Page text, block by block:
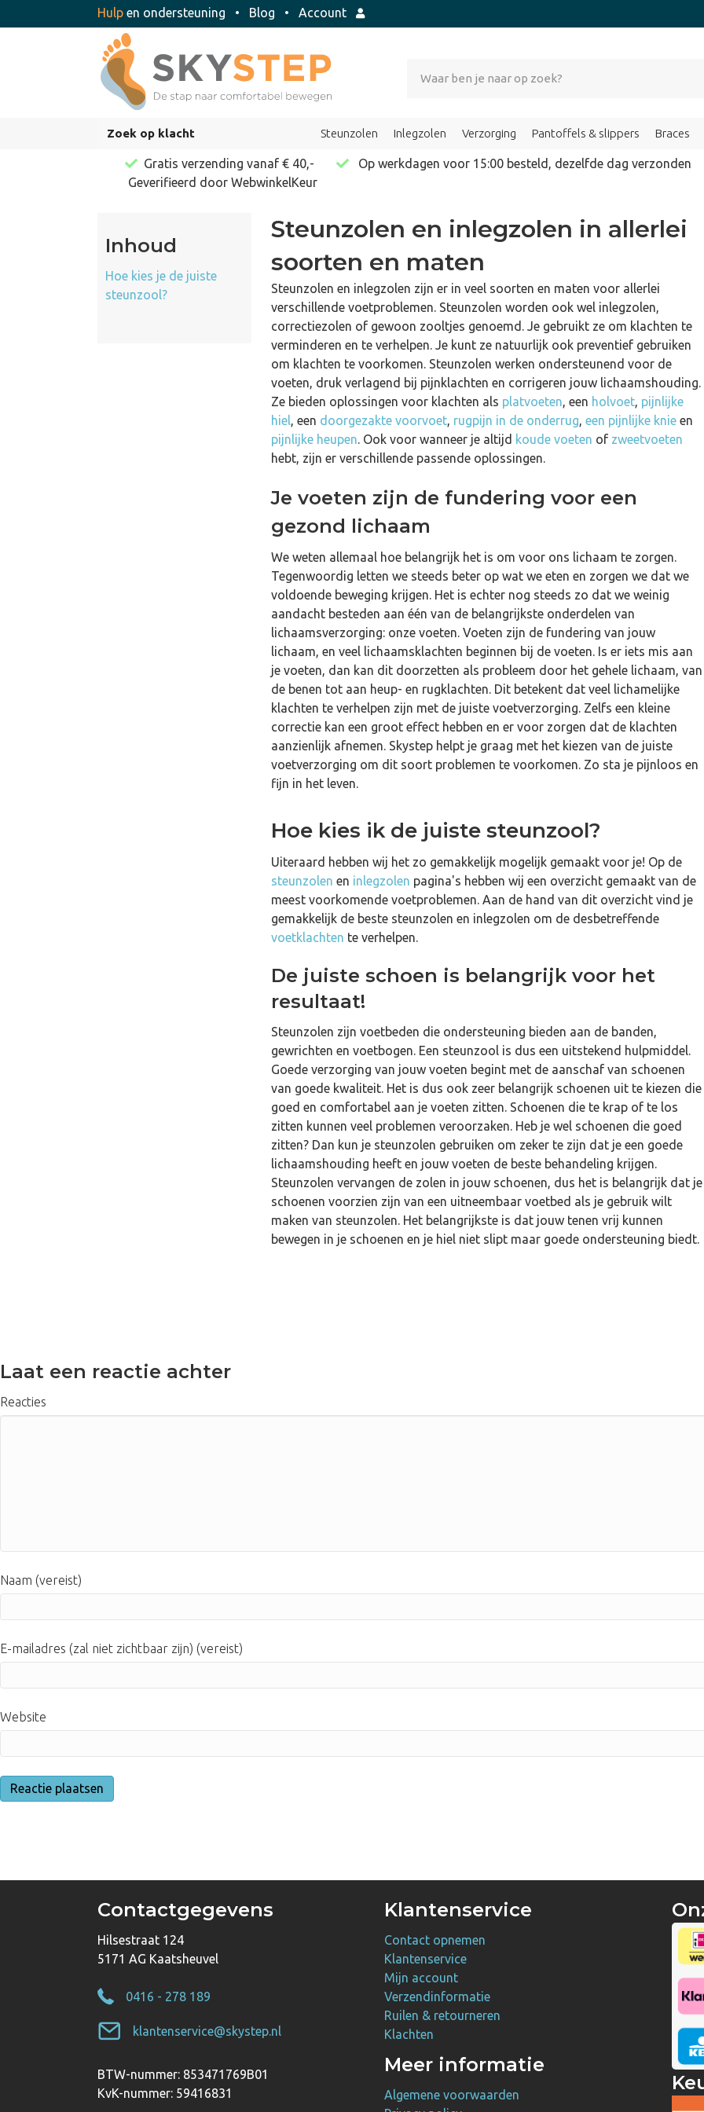
Hulp en ondersteuning • Blog •Account
Zoek op klacht Steunzolen Inlegzolen Verzorging Pantoffels & slippers Braces
Gratis verzending vanaf € 40,-
Op werkdagen voor 15:00 besteld, dezelfde dag
Geverifieerd door WebwinkelKeur
Inhoud
Hoe kies je de juiste
steunzool?
Steunzolen en inlegzolen in allerlei
soorten en maten
Steunzolen en inlegzolen zijn er in veel soorten en maten voor allerlei
verschillende voetproblemen. Steunzolen worden ook wel inlegzolen,
correctiezolen of gewoon zooltjes genoemd. Je gebruikt ze om klachten te
verminderen en te verhelpen. Je kunt ze natuurlijk ook preventief gebruiken
om klachten te voorkomen. Steunzolen werken ondersteunend voor de
voeten, druk verlagend bij pijnklachten en corrigeren jouw lichaamshouding.
Ze bieden oplossingen voor klachten als platvoeten, een holvoet, pijnlijke
hiel, een doorgezakte voorvoet, rugpijn in de onderrug, een pijnlijke knieen
pijnlijke heupen. Ook voor wanneer je altijd koude voeten of zweetvoeten
hebt, zijn er verschillende passende oplossingen.
Je voeten zijn de fundering voor een
gezond lichaam
We weten allemaal hoe belangrijk het is om voor ons lichaam te zorgen.
Tegenwoordig letten we steeds beter op wat we eten en zorgen we dat we
voldoende beweging krijgen. Het is echter nog steeds zo dat we weinig
aandacht besteden aan één van de belangrijkste onderdelen van
lichaamsverzorging: onze voeten. Voeten zijn de fundering van jouw
lichaam, en veel lichaamsklachten beginnen bij de voeten. Is er iets mis aan
je voeten, dan kan dit doorzetten als probleem door het gehele lichaam, van
de benen tot aan heup- en rugklachten. Dit betekent dat veel lichamelijke
klachten te verhelpen zijn met de juiste voetverzorging. Zelfs een kleine
correctie kan een groot effect hebben en er voor zorgen dat de klachten
aanzienlijk afnemen. Skystep helpt je graag met het kiezen van de juiste
voetverzorging om dit soort problemen te voorkomen. Zo sta je pijnloos en
fijn in het leven.
Hoe kies ik de juiste steunzool?
Uiteraard hebben wij het zo gemakkelijk mogelijk gemaakt voor je! Op de
steunzolen en inlegzolen pagina's hebben wij een overzicht gemaakt van de
meest voorkomende voetproblemen. Aan de hand van dit overzicht vind je
gemakkelijk de beste steunzolen en inlegzolen om de desbetreffende
voetklachten te verhelpen.
De juiste schoen is belangrijk voor het
resultaat!
Steunzolen zijn voetbeden die ondersteuning bieden aan de banden,
gewrichten en voetbogen. Een steunzool is dus een uitstekend hulpmiddel.
Goede verzorging van jouw voeten begint met de aanschaf van schoenen
van goede kwaliteit. Het is dus ook zeer belangrijk schoenen uit te kiezen die
goed en comfortabel aan je voeten zitten. Schoenen die te krap of te los
zitten kunnen veel problemen veroorzaken. Heb je wel schoenen die goed
zitten? Dan kun je steunzolen gebruiken om zeker te zijn dat je een goede
lichaamshouding heeft en jouw voeten de beste behandeling krijgen.
Steunzolen vervangen de zolen in jouw schoenen, dus het is belangrijk dat je
schoenen voorzien zijn van een uitneembaar voetbed als je gebruik wilt
maken van steunzolen. Het belangrijkste is dat jouw tenen vrij kunnen
bewegen in je schoenen en je hiel niet slipt maar goede ondersteuning biedt.
Het belang van de 3
voetbogen (en zo houd je ze
gezond)
Hamerteen oefeningen –
eenvoudig thuis uit te
Laat een reactie achter
Reacties
Naam (vereist)
E-mailadres (zal niet zichtbaar zijn) (vereist)
Website
Contactgegevens
Hilsestraat 124
5171 AG Kaatsheuvel
0416 - 278 189
klantenservice@skystep.nl
BTW-nummer: 853471769B01
KvK-nummer: 59416831
Klantenservice
Contact opnemen
Klantenservice
Mijn account
Verzendinformatie
Ruilen & retourneren
Klachten
Meer informatie
Algemene voorwaarden